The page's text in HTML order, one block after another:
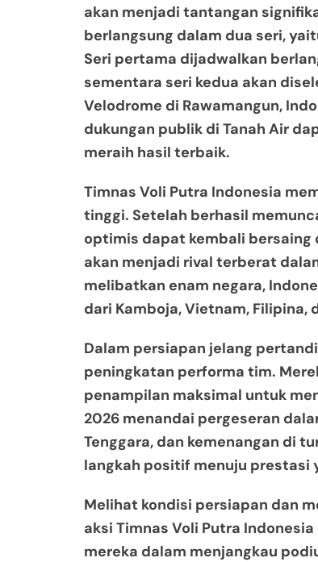
akan menjadi tantangan
berlangsung dalam dua seri,
Seri pertama dijadwalkan
sementara seri kedua akan
Velodrome di Rawamangun,
dukungan publik di Tanah Air
meraih hasil terbaik.
Timnas Voli Putra Indonesia
tinggi. Setelah berhasil
optimis dapat kembali bersaing
akan menjadi rival terberat
melibatkan enam negara,
dari Kamboja, Vietnam, Filipina,
Dalam persiapan jelang
peningkatan performa tim.
penampilan maksimal untuk
2026 menandai pergeseran
Tenggara, dan kemenangan di
langkah positif menuju prestasi
Melihat kondisi persiapan dan
aksi Timnas Voli Putra
mereka dalam menjangkau